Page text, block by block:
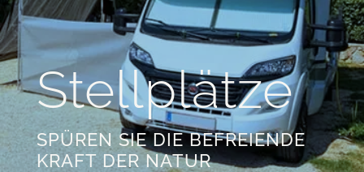
Stellplätze
SPÜREN SIE DIE BEFREIENDE
KRAFT DER NATUR